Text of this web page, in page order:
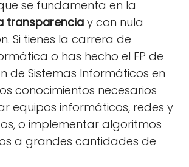
se fundamenta en la
transparencia y con nula
Si tienes la carrera de
o has hecho el FP de
de Sistemas Informáticos en
conocimientos necesarios
equipos informáticos, redes y
o implementar algoritmos
a grandes cantidades de